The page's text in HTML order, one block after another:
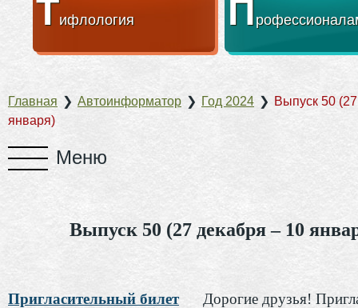
Тифлология П
Главная ❯ Автоинформатор ❯ Год 2024 ❯ Выпуск 50
января)
Выпуск 50 (27 декабря – 10
Пригласительный билет
Дорогие друзья!